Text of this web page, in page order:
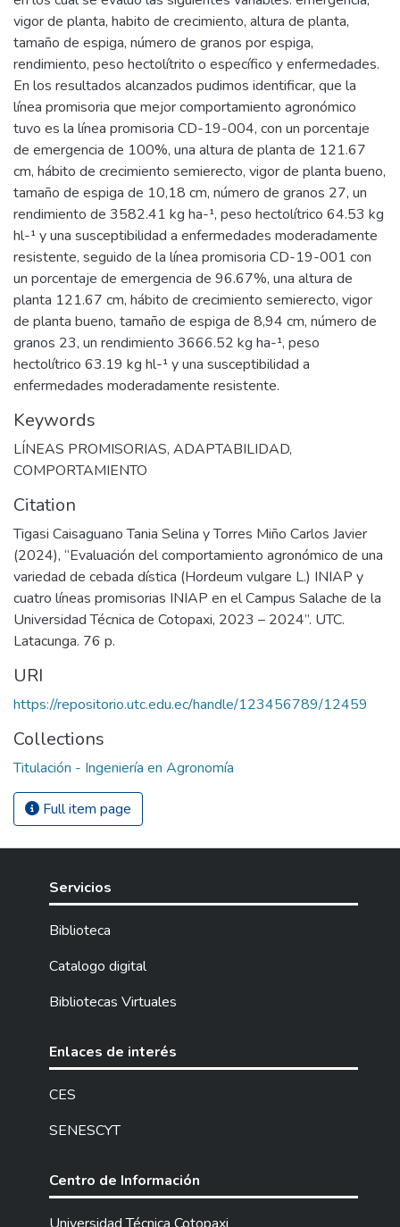
vigor de planta, habito de crecimiento, altura de planta,
tamaño de espiga, número de granos por espiga,
rendimiento, peso hectolítrito o específico y enfermedades.
En los resultados alcanzados pudimos identificar, que la
línea promisoria que mejor comportamiento agronómico
tuvo es la línea promisoria CD-19-004, con un porcentaje
de emergencia de 100%, una altura de planta de 121.67
cm, hábito de crecimiento semierecto, vigor de planta bueno,
tamaño de espiga de 10,18 cm, número de granos 27, un
rendimiento de 3582.41 kg ha-¹, peso hectolítrico 64.53 kg
hl-¹ y una susceptibilidad a enfermedades moderadamente
resistente, seguido de la línea promisoria CD-19-001 con
un porcentaje de emergencia de 96.67%, una altura de
planta 121.67 cm, hábito de crecimiento semierecto, vigor
de planta bueno, tamaño de espiga de 8,94 cm, número de
granos 23, un rendimiento 3666.52 kg ha-¹, peso
hectolítrico 63.19 kg hl-¹ y una susceptibilidad a
enfermedades moderadamente resistente.
Keywords
LÍNEAS PROMISORIAS, ADAPTABILIDAD,
COMPORTAMIENTO
Citation
Tigasi Caisaguano Tania Selina y Torres Miño Carlos Javier
(2024), “Evaluación del comportamiento agronómico de una
variedad de cebada dística (Hordeum vulgare L.) INIAP y
cuatro líneas promisorias INIAP en el Campus Salache de la
Universidad Técnica de Cotopaxi, 2023 – 2024”. UTC.
Latacunga. 76 p.
URI
https://repositorio.utc.edu.ec/handle/123456789/12459
Collections
Titulación - Ingeniería en Agronomía
Full item page
Servicios
Biblioteca
Catalogo digital
Bibliotecas Virtuales
Enlaces de interés
CES
SENESCYT
Centro de Información